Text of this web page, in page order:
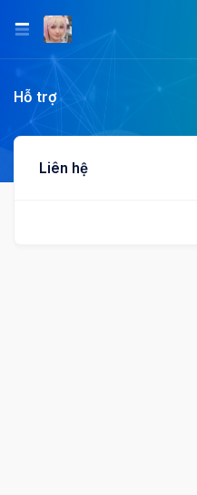
Hỗ trợ
Liên hệ